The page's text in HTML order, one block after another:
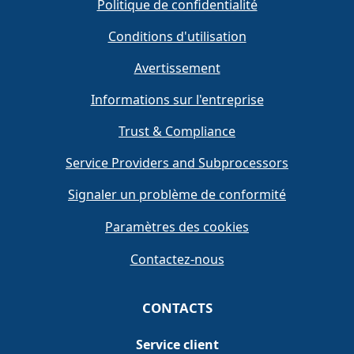
Politique de confidentialité
Conditions d'utilisation
Avertissement
Informations sur l'entreprise
Trust & Compliance
Service Providers and Subprocessors
Signaler un problème de conformité
Paramètres des cookies
Contactez-nous
CONTACTS
Service client